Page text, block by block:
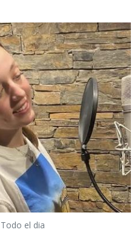
Todo el dia